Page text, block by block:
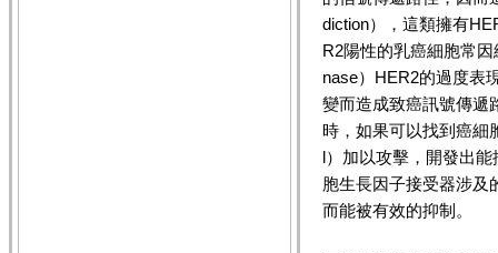
diction），這類擁有
R2陽性的乳癌細胞常
nase）HER2的過度表
變而造成致癌訊號傳遞
時，如果可以找到癌細
l）加以攻擊，開發出
胞生長因子接受器涉及
而能被有效的抑制。